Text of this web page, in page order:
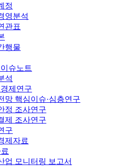
정
영분석
관표
행물
슈노트
석
제연구
망 핵심이슈·심층연구
정 조사연구
제 조사연구
구
제자료
업 모니터링 보고서